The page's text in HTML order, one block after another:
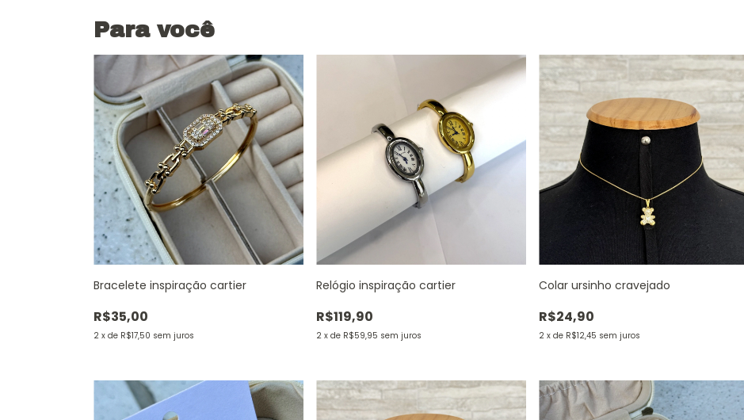
Para você
Bracelete inspiração cartier
R$35,00
2 x de R$17,50 sem juros
Relógio inspiração cartier
R$119,90
2 x de R$59,95 sem juros
Colar ursinho cravejado
R$24,90
2 x de R$12,45 sem juros